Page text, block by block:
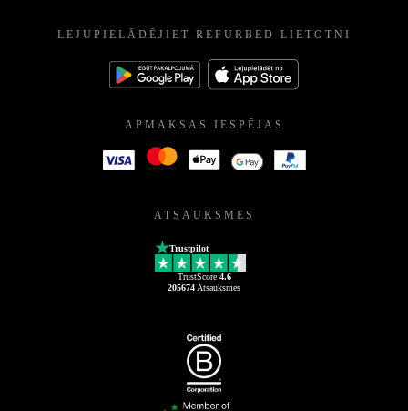
LEJUPIELĀDĒJIET REFURBED LIETOTNI
APMAKSAS IESPĒJAS
ATSAUKSMES
Trustpilot
TrustScore 4.6
205674 Atsauksmes